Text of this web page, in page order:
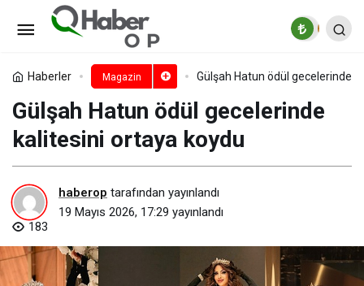
Haberler Magazin Gülşah Hatun ödül gecelerinde
Gülşah Hatun ödül gecelerinde
kalitesini ortaya koydu
haberop tarafından yayınlandı
19 Mayıs 2026, 17:29 yayınlandı
183
Arabesk müziğin efsane ruhunu
yaşatıyor
Yorum Yap